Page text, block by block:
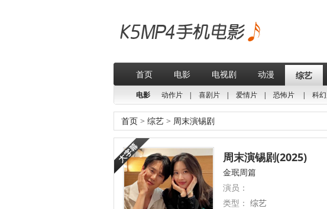
首页 电影 电视剧 动漫 综艺
电影 动作片 | 喜剧片 | 爱情片 | 恐怖片 | 科
首页 > 综艺 > 周末演锡剧
周末演锡剧(2025)
金珉周篇
演员：
类型： 综艺